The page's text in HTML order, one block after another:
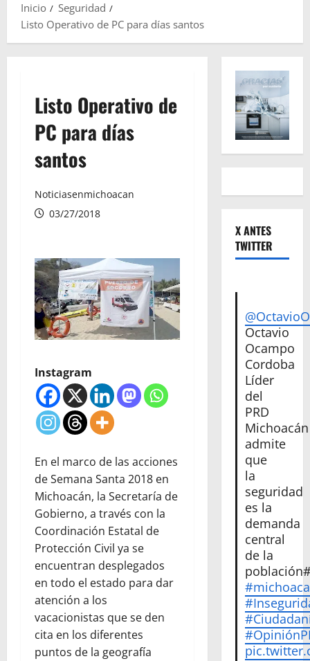
Inicio
Seguridad
Listo Operativo de PC para días santos
Listo Operativo de
PC para días
santos
Noticiasenmichoacan
03/27/2018
Instagram
En el marco de las acciones
de Semana Santa 2018 en
Michoacán, la Secretaría de
Gobierno, a través con la
Coordinación Estatal de
Protección Civil ya se
encuentran desplegados
en todo el estado para dar
atención a los
vacacionistas que se den
cita en los diferentes
puntos de la geografía
X ANTES
TWITTER
Octavio
Ocampo
Cordoba
Líder
del
PRD
Michoacán
admite
que
la
seguridad
es la
demanda
central
de la